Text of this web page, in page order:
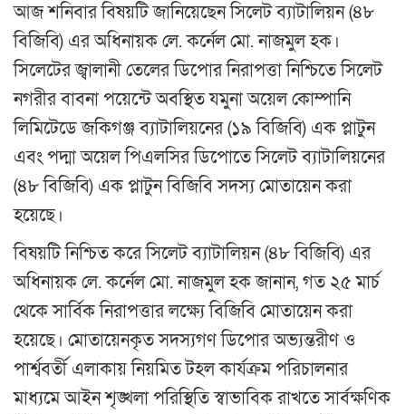
আজ শনিবার বিষয়টি জানিয়েছেন সিলেট ব্যাটালিয়ন (৪৮
বিজিবি) এর অধিনায়ক লে. কর্নেল মো. নাজমুল হক।
সিলেটের জ্বালানী তেলের ডিপোর নিরাপত্তা নিশ্চিতে সিলেট
নগরীর বাবনা পয়েন্টে অবস্থিত যমুনা অয়েল কোম্পানি
লিমিটেডে জকিগঞ্জ ব্যাটালিয়নের (১৯ বিজিবি) এক প্লাটুন
এবং পদ্মা অয়েল পিএলসির ডিপোতে সিলেট ব্যাটালিয়নের
(৪৮ বিজিবি) এক প্লাটুন বিজিবি সদস্য মোতায়েন করা
হয়েছে।
বিষয়টি নিশ্চিত করে সিলেট ব্যাটালিয়ন (৪৮ বিজিবি) এর
অধিনায়ক লে. কর্নেল মো. নাজমুল হক জানান, গত ২৫ মার্চ
থেকে সার্বিক নিরাপত্তার লক্ষ্যে বিজিবি মোতায়েন করা
হয়েছে। মোতায়েনকৃত সদস্যগণ ডিপোর অভ্যন্তরীণ ও
পার্শ্ববর্তী এলাকায় নিয়মিত টহল কার্যক্রম পরিচালনার
মাধ্যমে আইন শৃঙ্খলা পরিস্থিতি স্বাভাবিক রাখতে সার্বক্ষণিক